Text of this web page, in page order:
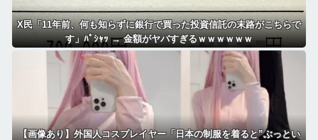
X民「11年前、何も知らずに銀行で買った投資信託の末路がこちらで
す」ﾊﾟｼｬｯ → 金額がヤバすぎるｗｗｗｗｗｗ
【画像あり】外国人コスプレイヤー「日本の制服を着ると”ぶっとい